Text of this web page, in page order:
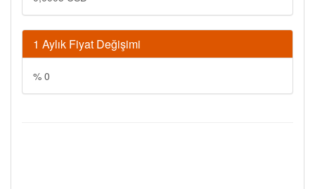
1 Aylık Fiyat Değişimi
% 0